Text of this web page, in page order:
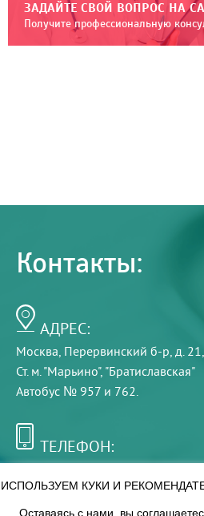
ЗАДАЙТЕ СВОЙ ВОПРОС НА
Получите профессиональную
Контакты:
АДРЕС:
Москва, Перервинский б-р, д.
Ст. м. "Марьино", "Братиславская"
Автобус № 957 и 762.
ТЕЛЕФОН:
ИСПОЛЬЗУЕМ КУКИ И
Оставаясь с нами, вы